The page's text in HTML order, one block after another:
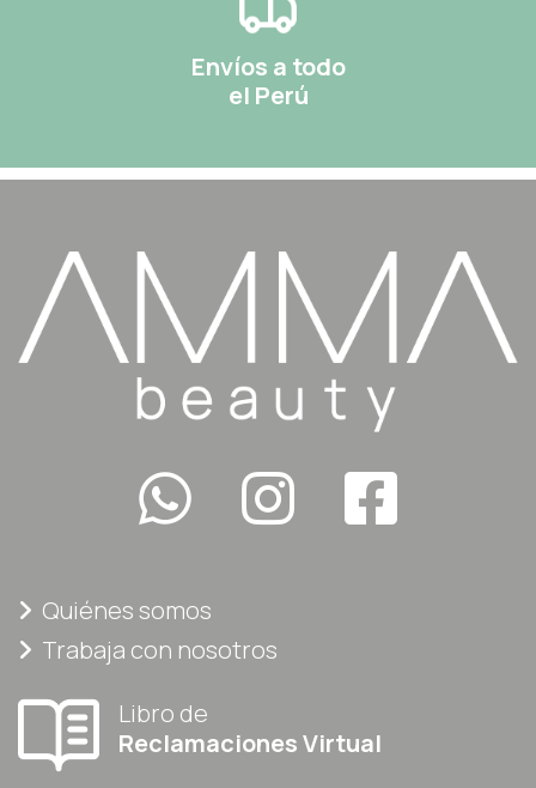
Envíos a todo
el Perú
Quiénes somos
Trabaja con nosotros
Libro de
Reclamaciones Virtual